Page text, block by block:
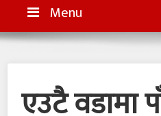
Menu
एउटै वडामा